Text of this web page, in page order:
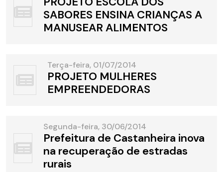
SABORES ENSINA CRIANÇAS A
MANUSEAR ALIMENTOS
Terça-feira, 01/07/2014
PROJETO MULHERES
EMPREENDEDORAS
Segunda-feira, 30/06/2014
Prefeitura de Castanheira inova
na recuperação de estradas
rurais